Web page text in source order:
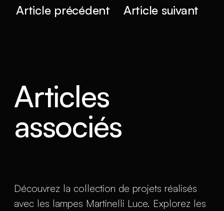
Article précédent Article suivant
Articles
associés
Découvrez la collection de projets réalisés
avec les lampes Martinelli Luce. Explorez les